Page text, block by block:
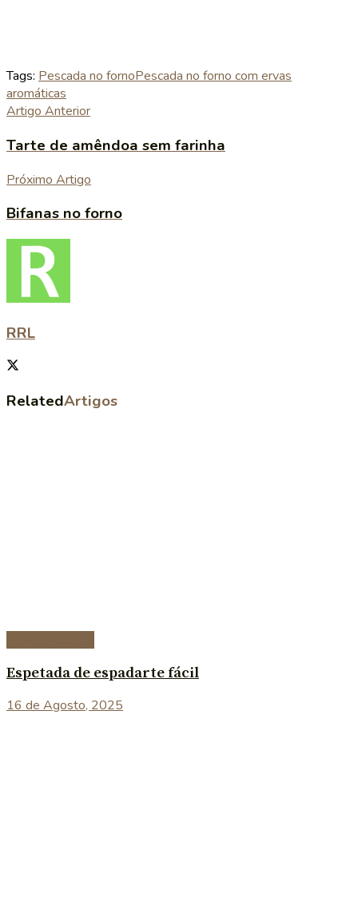
Tags: Pescada no fornoPescada no forno com ervas
aromáticas
Artigo Anterior
Tarte de amêndoa sem farinha
Próximo Artigo
Bifanas no forno
RRL
RelatedArtigos
Espetada de espadarte fácil
16 de Agosto, 2025